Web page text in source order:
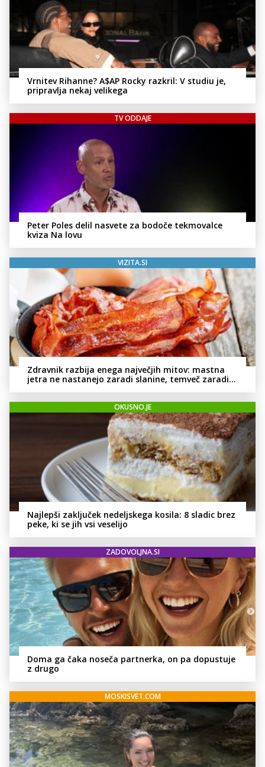
Vrnitev Rihanne? A$AP Rocky razkril: V studiu je,
pripravlja nekaj velikega
TV ODDAJE
Peter Poles delil nasvete za bodoče tekmovalce
kviza Na lovu
VIZITA.SI
Zdravnik razbija enega največjih mitov: mastna
jetra ne nastanejo zaradi slanine, temveč zaradi
OKUSNO.JE
Najlepši zaključek nedeljskega kosila: 8 sladic brez
peke, ki se jih vsi veselijo
ZADOVOLJNA.SI
Doma ga čaka noseča partnerka, on pa dopustuje
z drugo
MOSKISVET.COM